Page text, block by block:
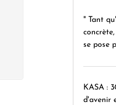
" Tant
se pose
KASA :
d'avenir